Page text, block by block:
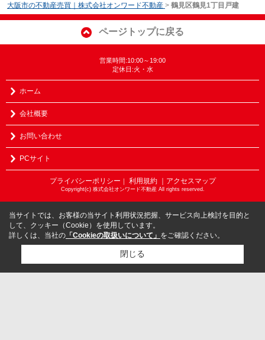
大阪市の不動産売買｜株式会社オンワード不動産 > 鶴見区鶴見1丁目戸建
ページトップに戻る
営業時間:10:00～19:00
定休日:火・水
ホーム
会社概要
お問い合わせ
PCサイト
プライバシーポリシー ｜ 利用規約 ｜アクセスマップ
Copyright(c) 株式会社オンワード不動産 All rights reserved.
当サイトでは、お客様の当サイト利用状況把握、サービス向上検討を目的と
して、クッキー（Cookie）を使用しています。
詳しくは、当社の 「Cookieの取扱いについて」 をご確認ください。
閉じる